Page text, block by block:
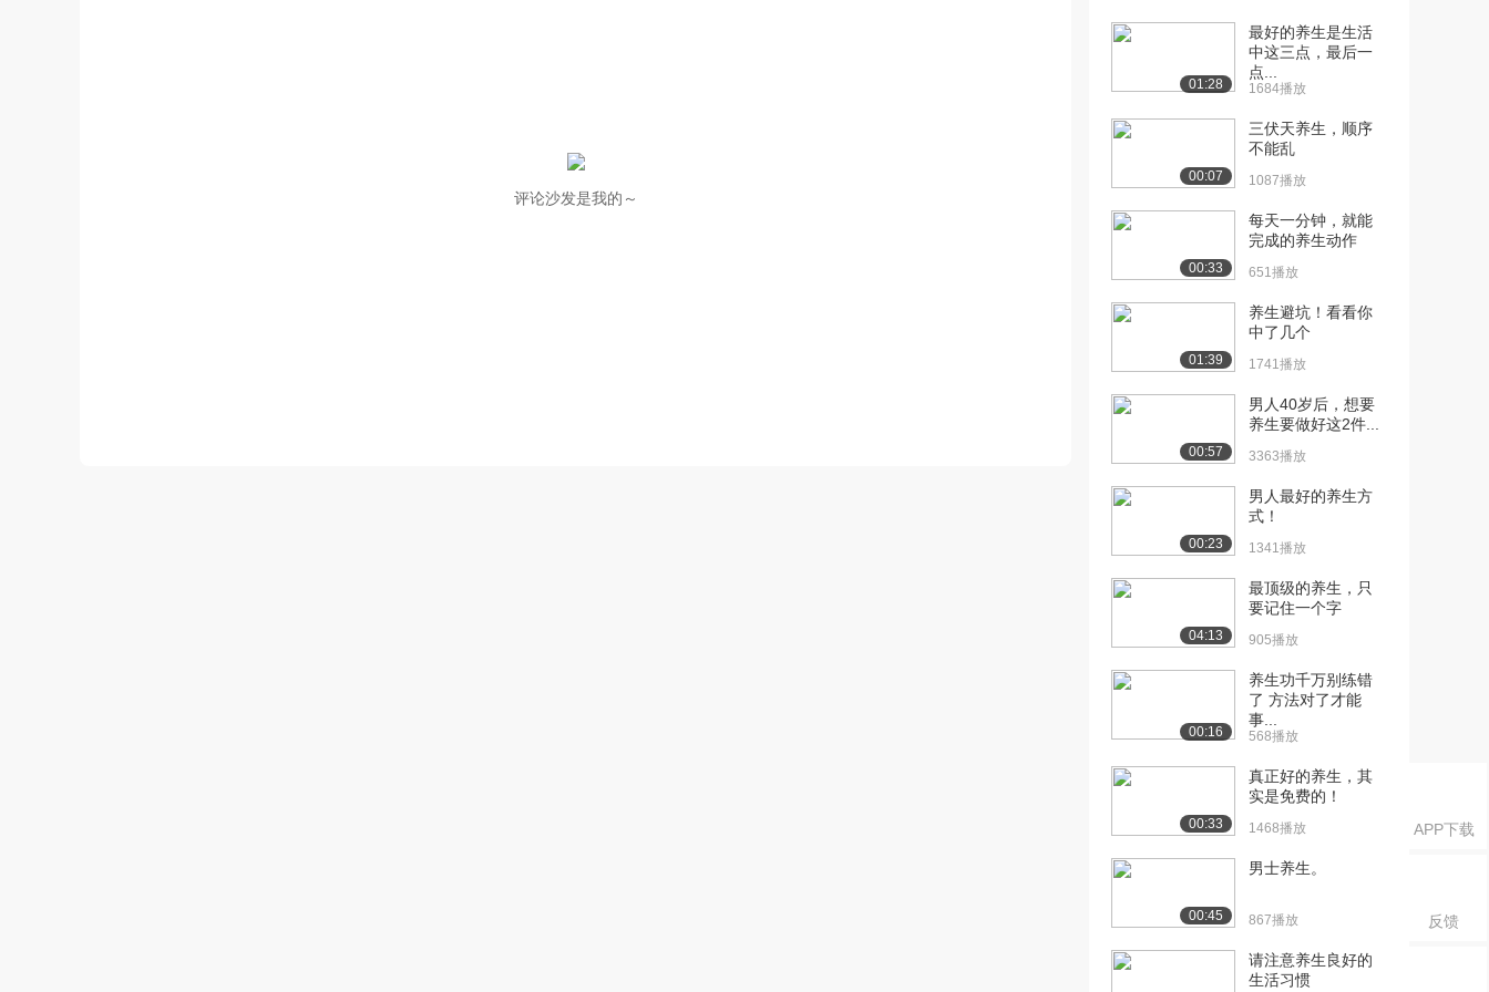
APP下载
反馈
评论沙发是我的～
[10] 1.5 中医护理学基本特
06:22
[11] 1.6 中医护理学基本特
04:32
[12] 1.7 中医护理学基本特
09:30
[13] 1.8 中医护理学基本特
点—防护结...
05:06
[14] 1.8 中医护理学基本特
点—防护结...
基础——阴...
基础——阴...
基础——阴...
[18] 2.1 中医学理论的哲学
基础——阴...
3314播放
[19] 2.2 中医学理论的哲学
基础——五...
4619播放
[20] 2.2 中医学理论的哲学
基础——五...
5018播放
01:28
最好的养生是生活
中这三点，最后一
点...
1684播放
00:07
三伏天养生，顺序
不能乱
1087播放
00:33
每天一分钟，就能
完成的养生动作
651播放
01:39
养生避坑！看看你
中了几个
1741播放
00:57
男人40岁后，想要
养生要做好这2件...
3363播放
00:23
男人最好的养生方
式！
1341播放
04:13
最顶级的养生，只
要记住一个字
905播放
00:16
养生功千万别练错
了 方法对了才能
事...
568播放
00:33
真正好的养生，其
实是免费的！
1468播放
00:45
男士养生。
867播放
请注意养生良好的
生活习惯